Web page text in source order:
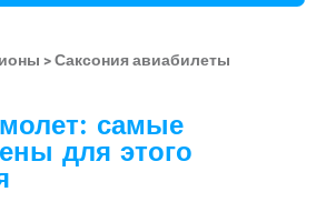
Саксония авиабилеты
самые
для этого